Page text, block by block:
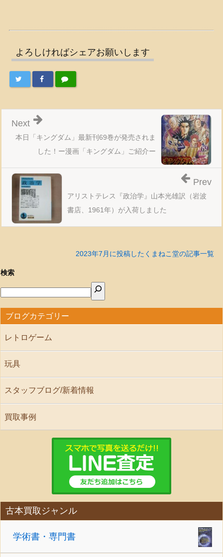
よろしければシェアお願いします
本日「キングダム」最新刊69巻が発売されま
した！ー漫画「キングダム」ご紹介ー
Next
アリストテレス『政治学』山本光雄訳（岩波
書店、1961年）が入荷しました
Prev
2023年7月に投稿したくまねこ堂の記事一覧
検索
ブログカテゴリー
レトロゲーム
玩具
スタッフブログ/新着情報
買取事例
古本買取ジャンル
学術書・専門書